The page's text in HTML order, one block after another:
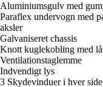
Aluminiumsgulv med
Paraflex undervogn med
aksler
Galvaniseret chassis
Knott kuglekobling med
Ventilationstaglemme
Indvendigt lys
3 Skydevinduer i hver side